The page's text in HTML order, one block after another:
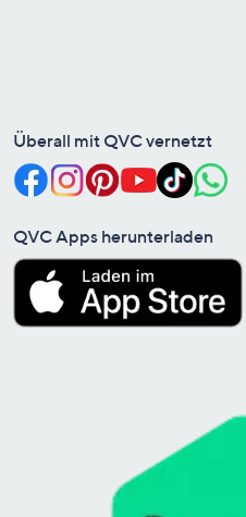
Überall mit QVC vernetzt
QVC Apps herunterladen